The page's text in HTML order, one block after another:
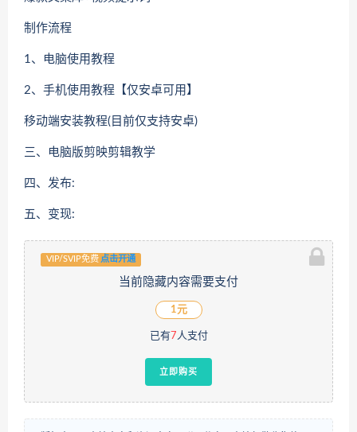
制作流程
1、电脑使用教程
2、手机使用教程【仅安卓可用】
移动端安装教程(目前仅支持安卓)
三、电脑版剪映剪辑教学
四、发布:
五、变现:
VIP/SVIP免费 点击开通
当前隐藏内容需要支付
1元
已有 7人支付
立即购买